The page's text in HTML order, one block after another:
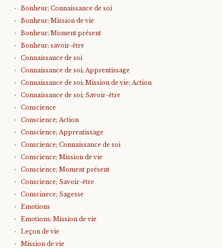
Bonheur; Connaissance de soi
Bonheur; Mission de vie
Bonheur; Moment présent
Bonheur; savoir-être
Connaissance de soi
Connaissance de soi; Apprentissage
Connaissance de soi; Mission de vie; Action
Connaissance de soi; Savoir-être
Conscience
Conscience; Action
Conscience; Apprentissage
Conscience; Connaissance de soi
Conscience; Mission de vie
Conscience; Moment présent
Conscience; Savoir-être
Conscinece; Sagesse
Emotions
Emotions; Mission de vie
Leçon de vie
Mission de vie